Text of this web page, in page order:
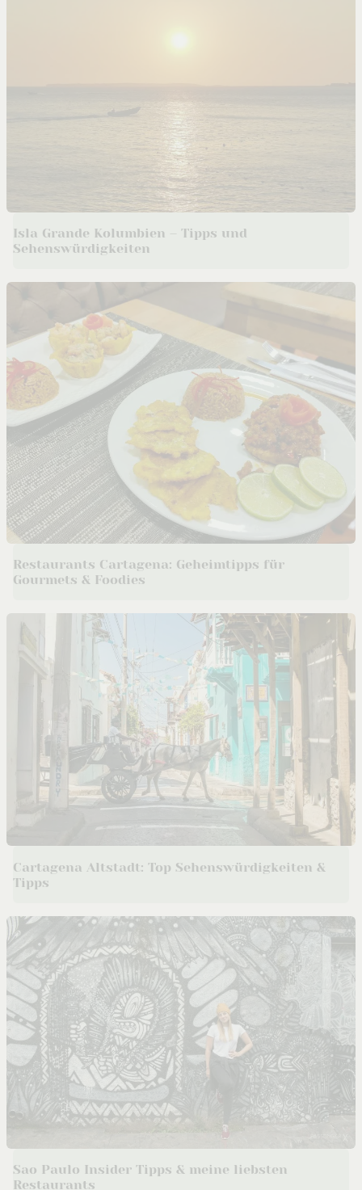
Isla Grande Kolumbien – Tipps und
Sehenswürdigkeiten
Restaurants Cartagena: Geheimtipps für
Gourmets & Foodies
Cartagena Altstadt: Top Sehenswürdigkeiten &
Tipps
Sao Paulo Insider Tipps & meine liebsten
Restaurants